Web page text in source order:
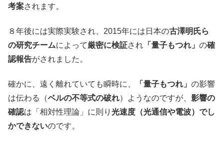
考案されます。
８年後には実際実験され、2015年には日本の古澤明氏ら
の研究チームによって厳密に検証され 「量子もつれ」 の確
認報告がされました。
確かに、遠く離れていても瞬時に、 「量子もつれ」 の影響
は伝わる（ベルの不等式の破れ）ようなのですが、 影響の
確認は「相対性理論」に則り 光速度（光通信や電波）でし
かできないのです。